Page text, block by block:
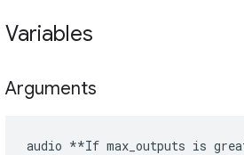
Variables
Arguments
audio **If max_outputs is